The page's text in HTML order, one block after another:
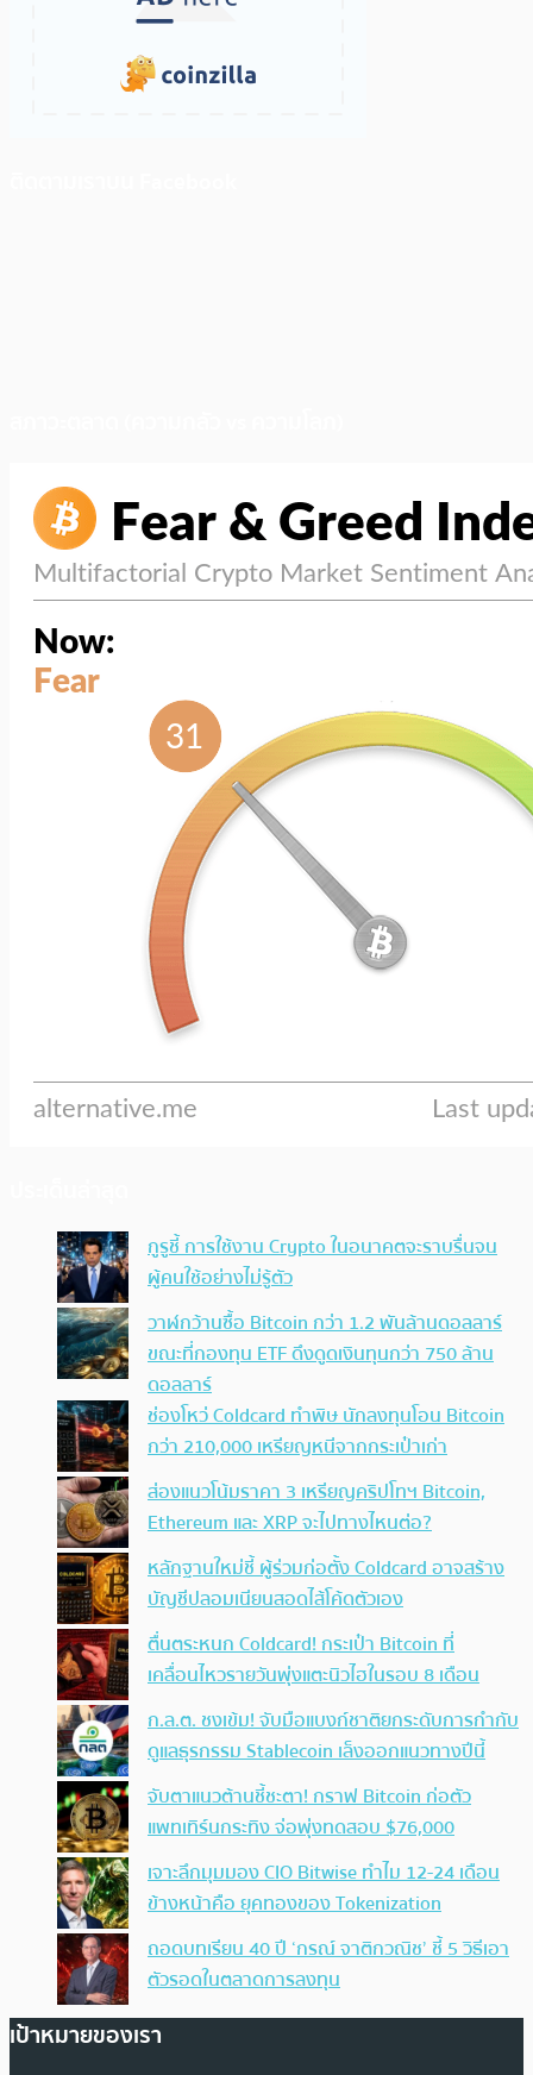
กูรูชี้ การใช้งาน Crypto ในอนาคตจะราบรื่นจน
ผู้คนใช้อย่างไม่รู้ตัว
วาฬกว้านซื้อ Bitcoin กว่า 1.2 พันล้านดอลลาร์
ขณะที่กองทุน ETF ดึงดูดเงินทุนกว่า 750 ล้าน
ดอลลาร์
ช่องโหว่ Coldcard ทำพิษ นักลงทุนโอน Bitcoin
กว่า 210,000 เหรียญหนีจากกระเป๋าเก่า
ส่องแนวโน้มราคา 3 เหรียญคริปโทฯ Bitcoin,
Ethereum และ XRP จะไปทางไหนต่อ?
หลักฐานใหม่ชี้ ผู้ร่วมก่อตั้ง Coldcard อาจสร้าง
บัญชีปลอมเนียนสอดไส้โค้ดตัวเอง
ตื่นตระหนก Coldcard! กระเป๋า Bitcoin ที่
เคลื่อนไหวรายวันพุ่งแตะนิวไฮในรอบ 8 เดือน
ก.ล.ต. ชงเข้ม! จับมือแบงก์ชาติยกระดับการกำกับ
ดูแลธุรกรรม Stablecoin เล็งออกแนวทางปีนี้
จับตาแนวต้านชี้ชะตา! กราฟ Bitcoin ก่อตัว
แพทเทิร์นกระทิง จ่อพุ่งทดสอบ $76,000
เจาะลึกมุมมอง CIO Bitwise ทำไม 12-24 เดือน
ข้างหน้าคือ ยุคทองของ Tokenization
ถอดบทเรียน 40 ปี ‘กรณ์ จาติกวณิช’ ชี้ 5 วิธีเอา
ตัวรอดในตลาดการลงทุน
เป้าหมายของเรา